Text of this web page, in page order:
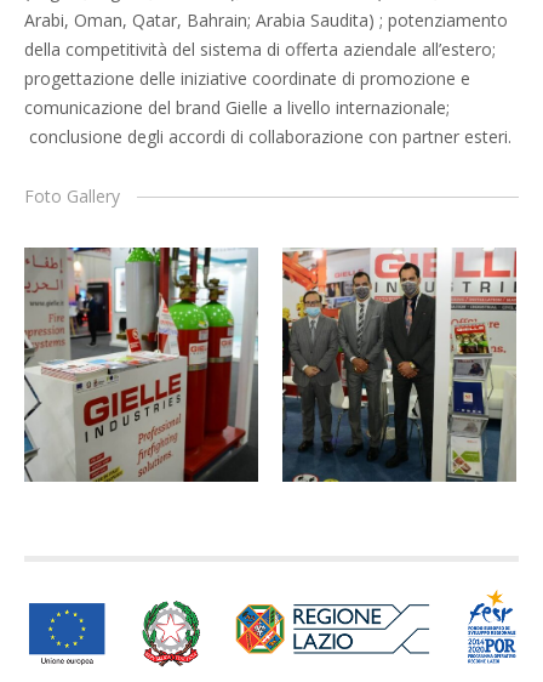
Arabi, Oman, Qatar, Bahrain; Arabia Saudita) ; potenziamento
della competitività del sistema di offerta aziendale all’estero;
progettazione delle iniziative coordinate di promozione e
comunicazione del brand Gielle a livello internazionale;
conclusione degli accordi di collaborazione con partner esteri.
Foto Gallery